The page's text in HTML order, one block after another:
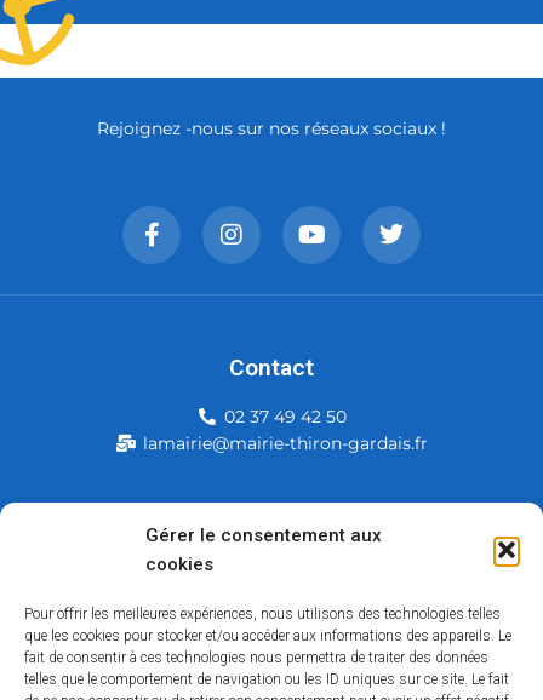
Gérer le consentement aux
cookies
Pour offrir les meilleures expériences, nous utilisons des technologies telles
que les cookies pour stocker et/ou accéder aux informations des appareils. Le
fait de consentir à ces technologies nous permettra de traiter des données
telles que le comportement de navigation ou les ID uniques sur ce site. Le fait
Mairie de Thiron-Gardais
28480 Thiron-Gardais
Rejoignez -nous sur nos réseaux sociaux !
Contact
02 37 49 42 50
lamairie@mairie-thiron-gardais.fr